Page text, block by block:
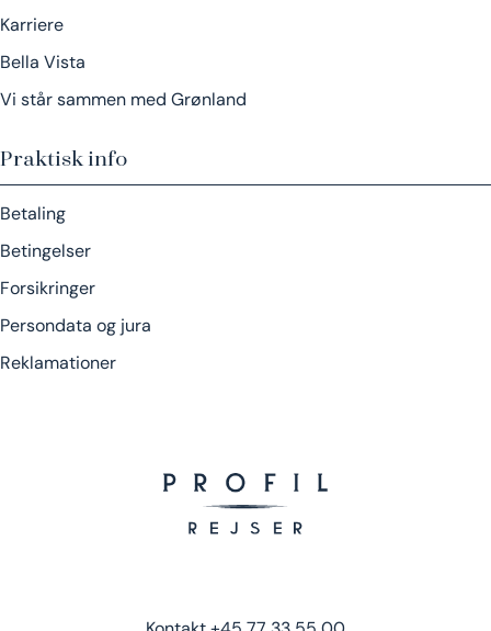
Karriere
Bella Vista
Vi står sammen med Grønland
Praktisk info
Betaling
Betingelser
Forsikringer
Persondata og jura
Reklamationer